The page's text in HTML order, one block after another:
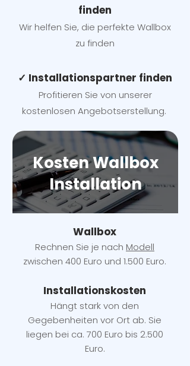
finden
Wir helfen Sie, die perfekte Wallbox
zu finden
✓ Installationspartner finden
Profitieren Sie von unserer
kostenlosen Angebotserstellung.
Kosten Wallbox
Installation
Wallbox
Rechnen Sie je nach Modell
zwischen 400 Euro und 1.500 Euro.
Installationskosten
Hängt stark von den
Gegebenheiten vor Ort ab. Sie
liegen bei ca. 700 Euro bis 2.500
Euro.